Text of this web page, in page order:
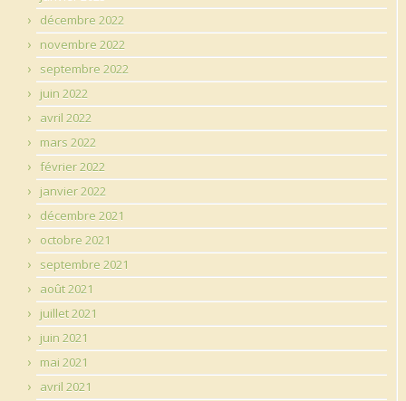
décembre 2022
novembre 2022
septembre 2022
juin 2022
avril 2022
mars 2022
février 2022
janvier 2022
décembre 2021
octobre 2021
septembre 2021
août 2021
juillet 2021
juin 2021
mai 2021
avril 2021